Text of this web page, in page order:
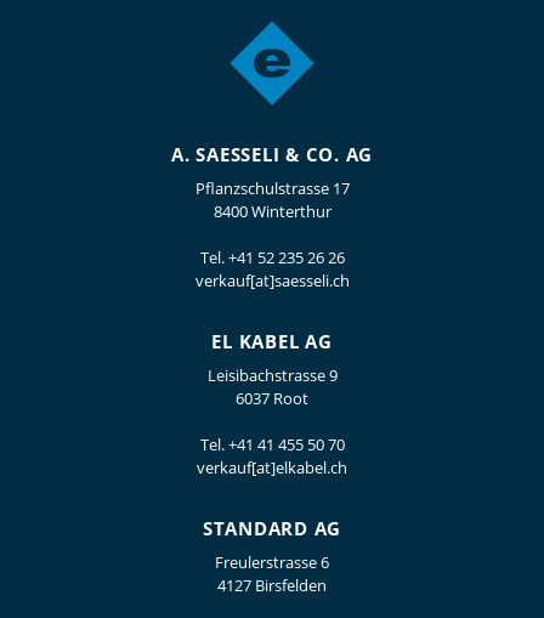
A. SAESSELI & CO. AG
Pflanzschulstrasse 17
8400 Winterthur
Tel.+41 52 235 26 26
verkauf[at]saesseli.ch
EL KABEL AG
Leisibachstrasse 9
6037 Root
Tel.+41 41 455 50 70
verkauf[at]elkabel.ch
STANDARD AG
Freulerstrasse 6
4127 Birsfelden